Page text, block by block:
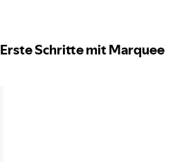
Erste Schritte mit Marquee